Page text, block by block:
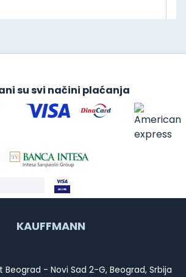
su svi načini plaćanja
KAUFFMANN
- Novi Sad 2-G, Beograd, Srbija